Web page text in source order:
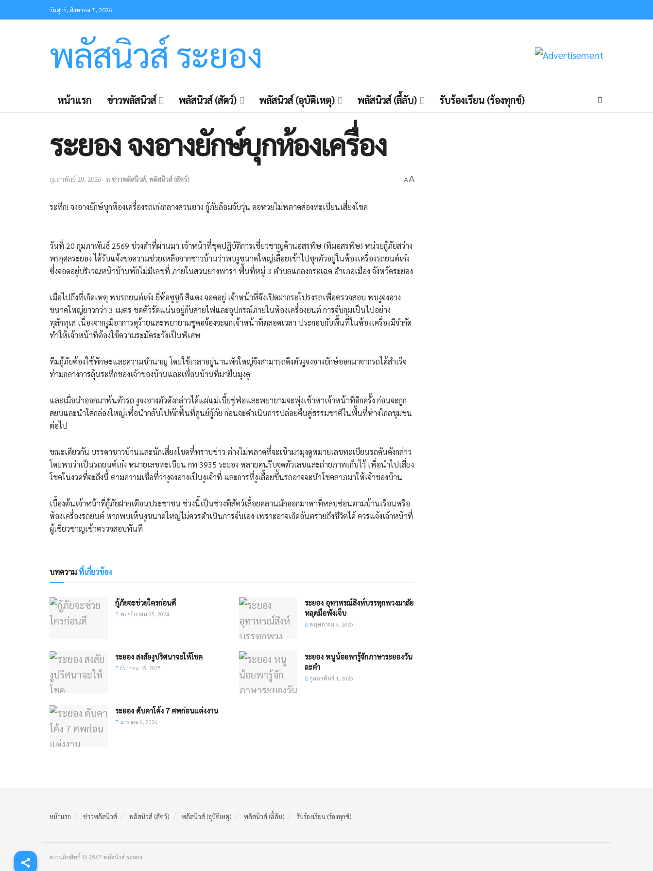
วันศุกร์, สิงหาคม 7, 2026
พลัสนิวส์ ระยอง
หน้าแรก ข่าวพลัสนิวส์ พลัสนิวส์ (สัตว์) พลัสนิวส์ (อุบัติเหตุ) พลัสนิวส์ (ลี้ลับ) รับร้องเรียน (ร้องทุกข์)
ระยอง จงอางยักษ์บุกห้องเครื่อง
กุมภาพันธ์ 20, 2026 in ข่าวพลัสนิวส์, พลัสนิวส์ (สัตว์) AA
ระทึก! จงอางยักษ์บุกห้องเครื่องรถเก๋งกลางสวนยาง กู้ภัยล้อมจับวุ่น คอหวยไม่พลาดส่องทะเบียนเสี่ยงโชค
วันที่ 20 กุมภาพันธ์ 2569 ช่วงค่ำที่ผ่านมา เจ้าหน้าที่ชุดปฏิบัติการเชี่ยวชาญด้านอสรพิษ (ทีมอสรพิษ) หน่วยกู้ภัยสว่าง
พรกุศลระยอง ได้รับแจ้งขอความช่วยเหลือจากชาวบ้านว่าพบงูขนาดใหญ่เลื้อยเข้าไปซุกตัวอยู่ในห้องเครื่องรถยนต์เก๋ง
ซึ่งจอดอยู่บริเวณหน้าบ้านพักไม่มีเลขที่ ภายในสวนยางพารา พื้นที่หมู่ 3 ตำบลแกลงกระเฉด อำเภอเมือง จังหวัดระยอง
​เมื่อไปถึงที่เกิดเหตุ พบรถยนต์เก๋ง ยี่ห้อซูซูกิ สีแดง จอดอยู่ เจ้าหน้าที่จึงเปิดฝากระโปรงรถเพื่อตรวจสอบ พบงูจงอาง
ขนาดใหญ่ยาวกว่า 3 เมตร ขดตัวรัดแน่นอยู่กับสายไฟและอุปกรณ์ภายในห้องเครื่องยนต์ การจับกุมเป็นไปอย่าง
ทุลักทุเล เนื่องจากงูมีอาการดุร้ายและพยายามชูคอจ้องจะฉกเจ้าหน้าที่ตลอดเวลา ประกอบกับพื้นที่ในห้องเครื่องมีจำกัด
ทำให้เจ้าหน้าที่ต้องใช้ความระมัดระวังเป็นพิเศษ
​ทีมกู้ภัยต้องใช้ทักษะและความชำนาญ โดยใช้เวลาอยู่นานพักใหญ่จึงสามารถดึงตัวงูจงอางยักษ์ออกมาจากรถได้สำเร็จ
ท่ามกลางการลุ้นระทึกของเจ้าของบ้านและเพื่อนบ้านที่มายืนมุงดู
และเมื่อนำออกมาพ้นตัวรถ งูจงอางตัวดังกล่าวได้แผ่แม่เบี้ยขู่ฟ่อและพยายามจะพุ่งเข้าหาเจ้าหน้าที่อีกครั้ง ก่อนจะถูก
สยบและนำใส่กล่องใหญ่เพื่อนำกลับไปพักฟื้นที่ศูนย์กู้ภัย ก่อนจะดำเนินการปล่อยคืนสู่ธรรมชาติในพื้นที่ห่างไกลชุมชน
ต่อไป
​ขณะเดียวกัน บรรดาชาวบ้านและนักเสี่ยงโชคที่ทราบข่าว ต่างไม่พลาดที่จะเข้ามามุงดูหมายเลขทะเบียนรถคันดังกล่าว
โดยพบว่าเป็นรถยนต์เก๋ง หมายเลขทะเบียน กท 3935 ระยอง หลายคนรีบจดตัวเลขและถ่ายภาพเก็บไว้ เพื่อนำไปเสี่ยง
โชคในงวดที่จะถึงนี้ ตามความเชื่อที่ว่างูจงอางเป็นงูเจ้าที่ และการที่งูเลื้อยขึ้นรถอาจจะนำโชคลาภมาให้เจ้าของบ้าน
​เบื้องต้นเจ้าหน้าที่กู้ภัยฝากเตือนประชาชน ช่วงนี้เป็นช่วงที่สัตว์เลื้อยคลานมักออกมาหาที่หลบซ่อนตามบ้านเรือนหรือ
ห้องเครื่องรถยนต์ หากพบเห็นงูขนาดใหญ่ไม่ควรดำเนินการจับเอง เพราะอาจเกิดอันตรายถึงชีวิตได้ ควรแจ้งเจ้าหน้าที่
ผู้เชี่ยวชาญเข้าตรวจสอบทันที
บทความที่เกี่ยวข้อง
กู้ภัยจะช่วยใครก่อนดี
พฤศจิกายน 25, 2024
ระยอง อุทาหรณ์สิงห์บรรทุกพวงมาลัย
หลุดมือพังเจ็บ
พฤษภาคม 9, 2025
ระยอง สงสัยงูปริศนาจะให้โชค
ธันวาคม 15, 2025
ระยอง หนูน้อยพารู้จักภาษาระยองวัน
ละคำ
กุมภาพันธ์ 1, 2025
ระยอง ดับคาโค้ง 7 ศพก่อนแต่งงาน
มกราคม 6, 2026
หน้าแรก ข่าวพลัสนิวส์ พลัสนิวส์ (สัตว์) พลัสนิวส์ (อุบัติเหตุ) พลัสนิวส์ (ลี้ลับ) รับร้องเรียน (ร้องทุกข์)
สงวนลิขสิทธิ์ © 2567 พลัสนิวส์ ระยอง